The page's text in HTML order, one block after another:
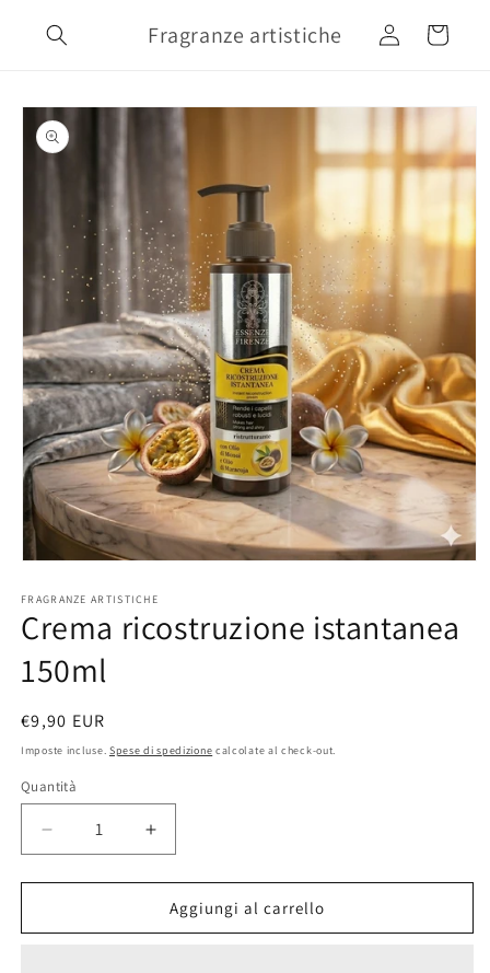
direttamente
ai contenuti
Fragranze artistiche Accedi Carrello
Passa alle
informazioni
sul prodotto
multimediali
1
in
modale
FRAGRANZE ARTISTICHE
Crema ricostruzione istantanea
150ml
Prezzo
di
€9,90 EUR
Imposte incluse. Spese di spedizione calcolate al check-out.
Quantità
Diminuisci
quantità
per
ricostruzione
Aumenta
quantità
per
Crema
ricostruzione
Aggiungi al carrello